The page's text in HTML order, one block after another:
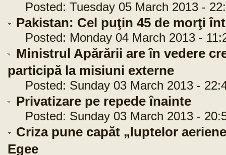
Posted: Tuesday 05 March 2013 -
Pakistan: Cel puţin 45 de morţi
Posted: Monday 04 March 2013 -
Ministrul Apărării are în vedere
participă la misiuni externe
Posted: Sunday 03 March 2013 -
Privatizare pe repede înainte
Posted: Sunday 03 March 2013 -
Criza pune capăt „luptelor
Egee